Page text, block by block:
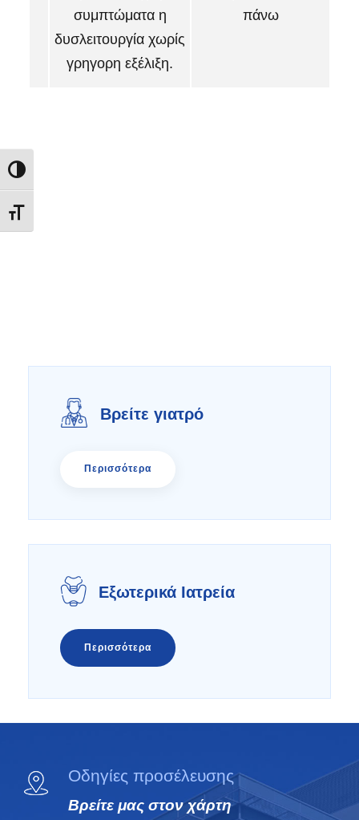
Εναλλαγή Υψηλής Αντίθεσης
Εναλλαγή Μεγέθους Γραμμάτων
συμπτώματα η
δυσλειτουργία χωρίς
γρηγορη εξέλιξη.
πάνω
Βρείτε γιατρό
Περισσότερα
Εξωτερικά Ιατρεία
Περισσότερα
Οδηγίες προσέλευσης
Βρείτε μας στον χάρτη